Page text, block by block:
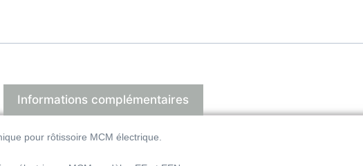
Informations complémentaires
pour rôtissoire MCM électrique.